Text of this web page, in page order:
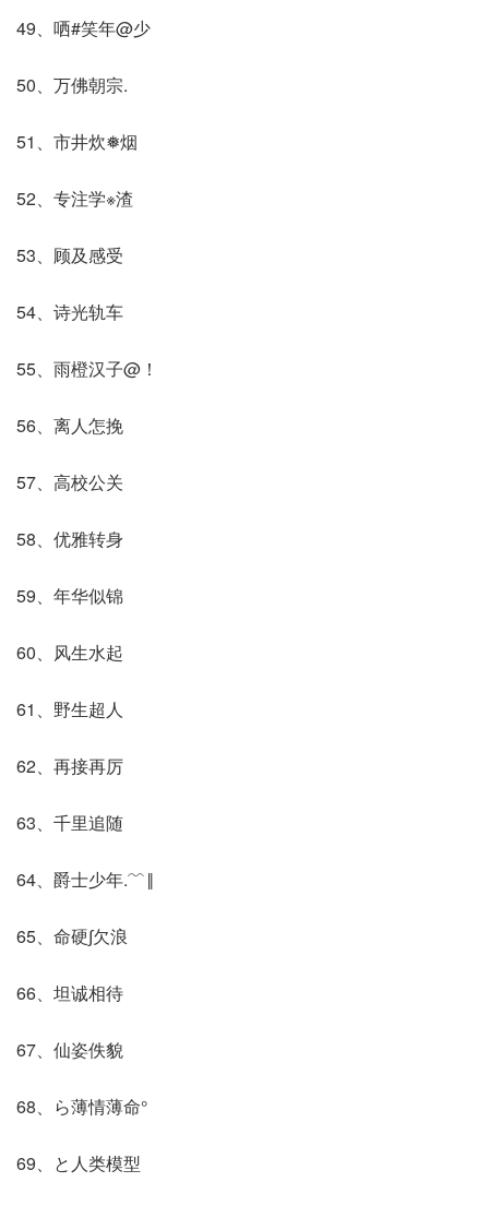
49、哂#笑年@少
50、万佛朝宗.
51、市井炊❅烟
52、专注学※渣
53、顾及感受
54、诗光轨车
55、雨橙汉子@！
56、离人怎挽
57、高校公关
58、优雅转身
59、年华似锦
60、风生水起
61、野生超人
62、再接再厉
63、千里追随
64、爵士少年.﹌‖
65、命硬∫欠浪
66、坦诚相待
67、仙姿佚貌
68、ら薄情薄命°
69、と人类模型